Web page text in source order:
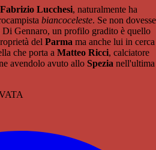
Fabrizio Lucchesi, naturalmente ha
biancoceleste. Se non dovesse
Di Gennaro, un profilo gradito è quello
del Parma ma anche lui in cerca
che porta a Matteo Ricci, calciatore
avendolo avuto allo Spezia nell'ultima